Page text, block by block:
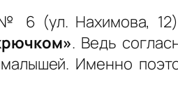
6 (ул. Нахимова,
. Ведь
Именно